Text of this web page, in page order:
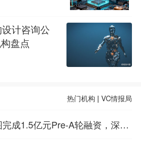
计咨询公
盘点
热门机构 |VC情报局
成1.5亿元Pre-A轮融资，深耕i